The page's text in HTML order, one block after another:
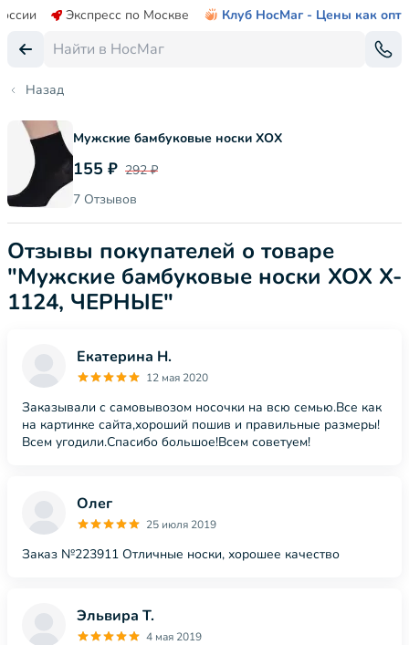
Экспресс по Москве Клуб НосМаг - Цены как опт
Назад
Мужские бамбуковые носки ХОХ
155 ₽ 292 ₽
7 Отзывов
Отзывы покупателей о товаре
"Мужские бамбуковые носки ХОХ X-
1124, ЧЕРНЫЕ"
Екатерина Н.
12 мая 2020
Заказывали с самовывозом носочки на всю семью.Все как
на картинке сайта,хороший пошив и правильные размеры!
Всем угодили.Спасибо большое!Всем советуем!
Олег
25 июля 2019
Заказ №223911 Отличные носки, хорошее качество
Эльвира Т.
4 мая 2019